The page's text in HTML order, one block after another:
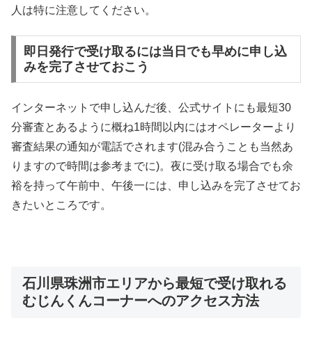
人は特に注意してください。
即日発行で受け取るには当日でも早めに申し込
みを完了させておこう
インターネットで申し込んだ後、公式サイトにも最短30
分審査とあるように概ね1時間以内にはオペレーターより
審査結果の通知が電話でされます(混み合うことも当然あ
りますので時間は参考までに)。夜に受け取る場合でも余
裕を持って午前中、午後一には、申し込みを完了させてお
きたいところです。
石川県珠洲市エリアから最短で受け取れる
むじんくんコーナーへのアクセス方法